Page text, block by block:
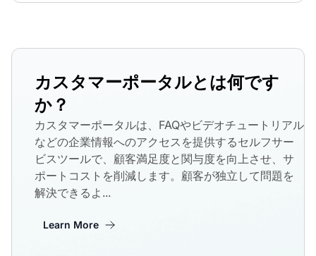
カスタマーポータルとは何です
か？
カスタマーポータルは、FAQやビデオチュートリアル
などの企業情報へのアクセスを提供するセルフサー
ビスツールで、顧客満足度と関与度を向上させ、サ
ポートコストを削減します。顧客が独立して問題を
解決できるよ...
Learn More